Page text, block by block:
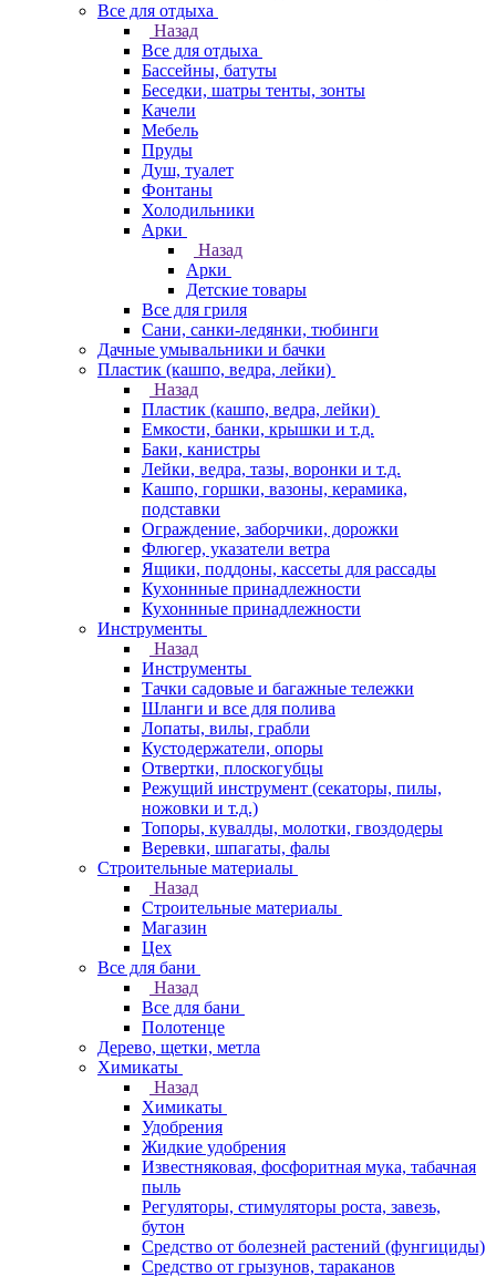
Все для отдыха
Назад
Все для отдыха
Бассейны, батуты
Беседки, шатры тенты, зонты
Качели
Мебель
Пруды
Душ, туалет
Фонтаны
Холодильники
Арки
Назад
Арки
Детские товары
Все для гриля
Сани, санки-ледянки, тюбинги
Дачные умывальники и бачки
Пластик (кашпо, ведра, лейки)
Назад
Пластик (кашпо, ведра, лейки)
Емкости, банки, крышки и т.д.
Баки, канистры
Лейки, ведра, тазы, воронки и т.д.
Кашпо, горшки, вазоны, керамика,
подставки
Ограждение, заборчики, дорожки
Флюгер, указатели ветра
Ящики, поддоны, кассеты для рассады
Кухоннные принадлежности
Кухоннные принадлежности
Инструменты
Назад
Инструменты
Тачки садовые и багажные тележки
Шланги и все для полива
Лопаты, вилы, грабли
Кустодержатели, опоры
Отвертки, плоскогубцы
Режущий инструмент (секаторы, пилы,
ножовки и т.д.)
Топоры, кувалды, молотки, гвоздодеры
Веревки, шпагаты, фалы
Строительные материалы
Назад
Строительные материалы
Магазин
Цех
Все для бани
Назад
Все для бани
Полотенце
Дерево, щетки, метла
Химикаты
Назад
Химикаты
Удобрения
Жидкие удобрения
Известняковая, фосфоритная мука, табачная
пыль
Регуляторы, стимуляторы роста, завезь,
бутон
Средство от болезней растений (фунгициды)
Средство от грызунов, тараканов